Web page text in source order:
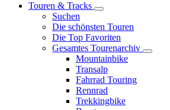
Touren & Tracks
Suchen
Die schönsten Touren
Die Top Favoriten
Gesamtes Tourenarchiv
Mountainbike
Transalp
Fahrrad Touring
Rennrad
Trekkingbike